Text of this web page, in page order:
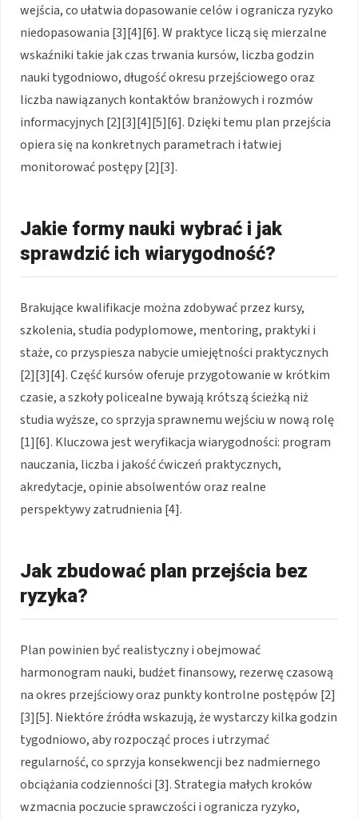
wejścia, co ułatwia dopasowanie celów i ogranicza ryzyko
niedopasowania [3][4][6]. W praktyce liczą się mierzalne
wskaźniki takie jak czas trwania kursów, liczba godzin
nauki tygodniowo, długość okresu przejściowego oraz
liczba nawiązanych kontaktów branżowych i rozmów
informacyjnych [2][3][4][5][6]. Dzięki temu plan przejścia
opiera się na konkretnych parametrach i łatwiej
monitorować postępy [2][3].
Jakie formy nauki wybrać i jak
sprawdzić ich wiarygodność?
Brakujące kwalifikacje można zdobywać przez kursy,
szkolenia, studia podyplomowe, mentoring, praktyki i
staże, co przyspiesza nabycie umiejętności praktycznych
[2][3][4]. Część kursów oferuje przygotowanie w krótkim
czasie, a szkoły policealne bywają krótszą ścieżką niż
studia wyższe, co sprzyja sprawnemu wejściu w nową rolę
[1][6]. Kluczowa jest weryfikacja wiarygodności: program
nauczania, liczba i jakość ćwiczeń praktycznych,
akredytacje, opinie absolwentów oraz realne
perspektywy zatrudnienia [4].
Jak zbudować plan przejścia bez
ryzyka?
Plan powinien być realistyczny i obejmować
harmonogram nauki, budżet finansowy, rezerwę czasową
na okres przejściowy oraz punkty kontrolne postępów [2]
[3][5]. Niektóre źródła wskazują, że wystarczy kilka godzin
tygodniowo, aby rozpocząć proces i utrzymać
regularność, co sprzyja konsekwencji bez nadmiernego
obciążania codzienności [3]. Strategia małych kroków
wzmacnia poczucie sprawczości i ogranicza ryzyko,